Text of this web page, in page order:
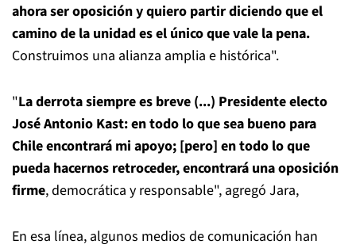
ahora ser oposición y quiero partir diciendo que el
camino de la unidad es el único que vale la pena.
Construimos una alianza amplia e histórica".
"La derrota siempre es breve (...) Presidente electo
José Antonio Kast: en todo lo que sea bueno para
Chile encontrará mi apoyo; [pero] en todo lo que
pueda hacernos retroceder, encontrará una oposición
firme, democrática y responsable", agregó Jara,
En esa línea, algunos medios de comunicación han